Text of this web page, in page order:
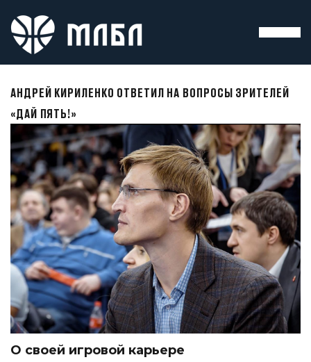
АНДРЕЙ КИРИЛЕНКО ОТВЕТИЛ НА ВОПРОСЫ ЗРИТЕЛЕЙ
«ДАЙ ПЯТЬ!»
О своей игровой карьере